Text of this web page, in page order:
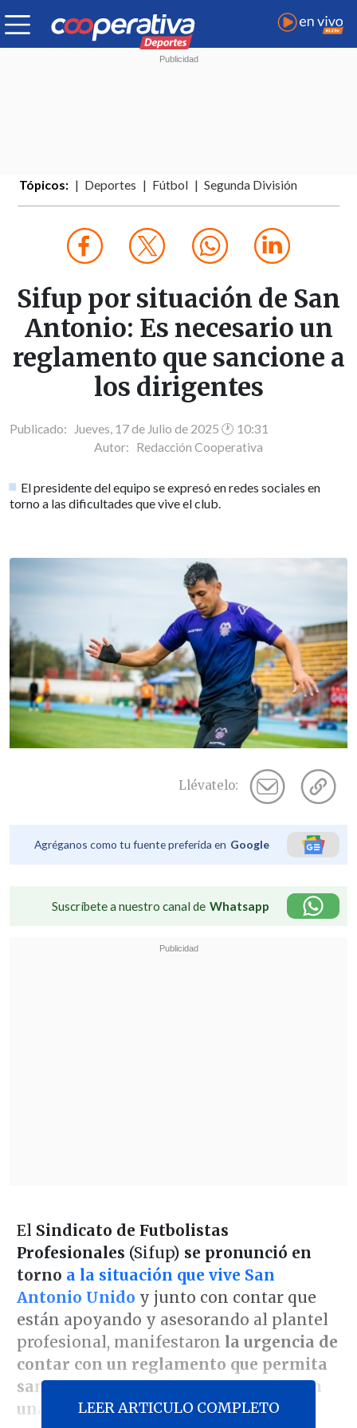
Tópicos: Deportes Fútbol Segunda División
Sifup por situación de San
Antonio: Es necesario un
reglamento que sancione a
los dirigentes
Publicado: Jueves, 17 de Julio de 2025 🕐 10:31
Autor: Redacción Cooperativa
El presidente del equipo se expresó en redes sociales en
torno a las dificultades que vive el club.
Llévatelo:
Agréganos como tu fuente preferida en Google
Suscríbete a nuestro canal de Whatsapp
El Sindicato de Futbolistas
Profesionales (Sifup) se pronunció en
torno a la situación que vive San
Antonio Unido y junto con contar que
están apoyando y asesorando al plantel
profesional, manifestaron la urgencia de
contar con un reglamento que permita
sancionar a los dirigentes que ejerzan
una mala administración.
LEER ARTICULO COMPLETO